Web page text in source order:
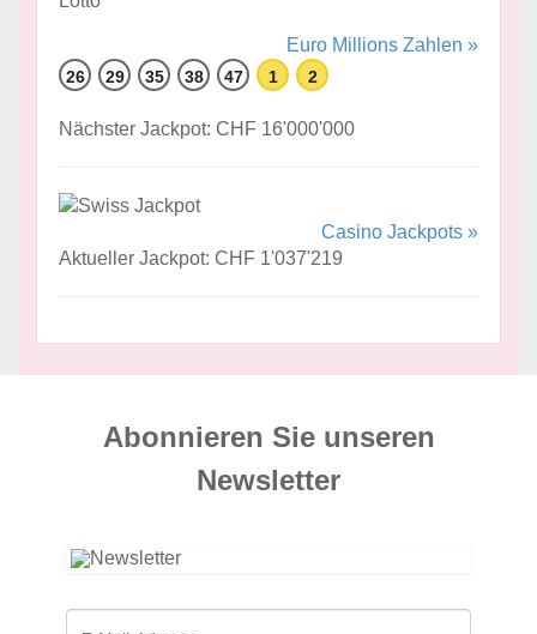
Euro Millions Zahlen »
26 29 35 38 47 1 2
Nächster Jackpot: CHF 16'000'000
Casino Jackpots »
Aktueller Jackpot: CHF 1'037'219
Abonnieren Sie unseren
News­letter